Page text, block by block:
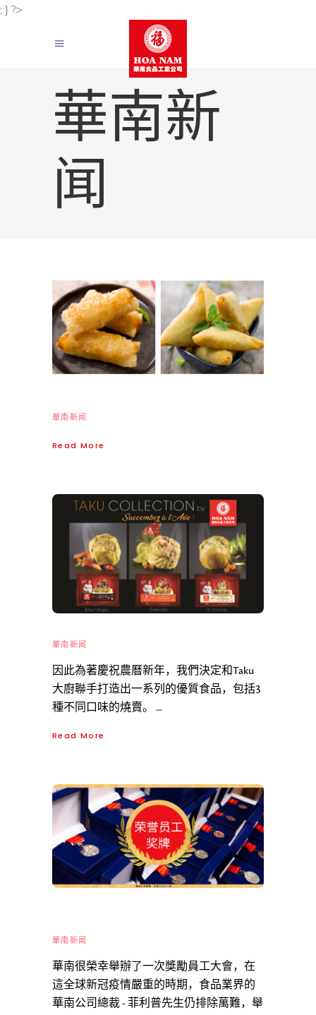
; } ?>
華南新
闻
華南新闻
Read More
華南新闻
因此為著慶祝農曆新年，我們決定和Taku
大廚聯手打造出一系列的優質食品，包括3
種不同口味的燒賣。
Read More
華南新闻
華南很榮幸舉辦了一次獎勵員工大會，在
這全球新冠疫情嚴重的時期，食品業界的
華南公司總裁 - 菲利普先生仍排除萬難，舉